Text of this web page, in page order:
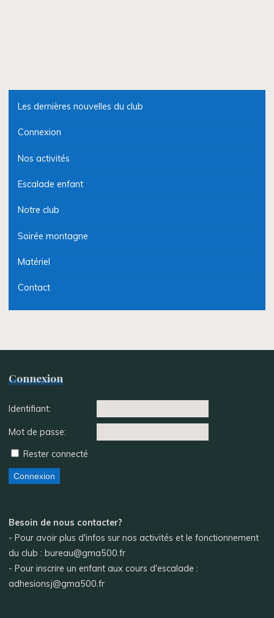
Les dernières nouvelles du club
Connexion
Nos activités
Escalade enfant
Notre club
Soirée montagne
Matériel
Contact
Connexion
Identifiant:
Mot de passe:
Rester connecté
Connexion
Besoin de nous contacter?
- Pour avoir plus d'infos sur nos activités et le fonctionnement
du club : bureau@gma500.fr
- Pour inscrire un enfant aux cours d'escalade :
adhesionsj@gma500.fr